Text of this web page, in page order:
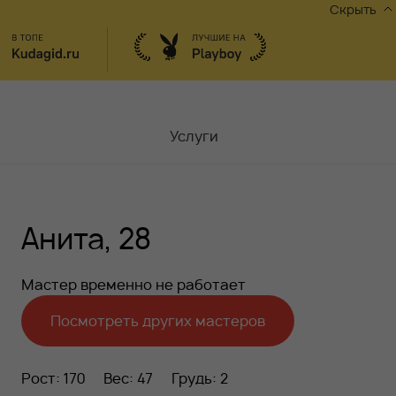
Скрыть
Услуги
Акции
Вакансии
Блог
Анита, 28
Мастер временно не работает
Посмотреть других мастеров
Рост: 170 Вес: 47 Грудь: 2